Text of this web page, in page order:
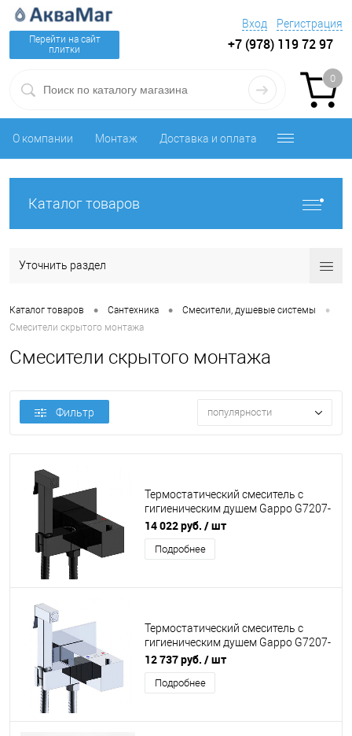
Перейти на сайт
плитки
Вход Регистрация
+7 (978) 119 72 97
0
О компании Монтаж Доставка и оплата
Каталог товаров
Уточнить раздел
Каталог товаров • Сантехника • Смесители, душевые системы •
Смесители скрытого монтажа
Смесители скрытого монтажа
Фильтр популярности
Термостатический смеситель с
гигиеническим душем Gappo G7207-
60 черный
14 022 руб. / шт
Подробнее
Термостатический смеситель с
гигиеническим душем Gappo G7207-
40 хром
12 737 руб. / шт
Подробнее